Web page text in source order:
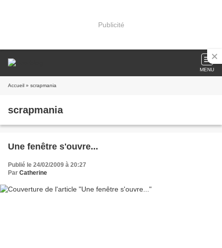
Publicité
MENU
Accueil » scrapmania
scrapmania
Une fenêtre s'ouvre...
Publié le 24/02/2009 à 20:27
Par Catherine